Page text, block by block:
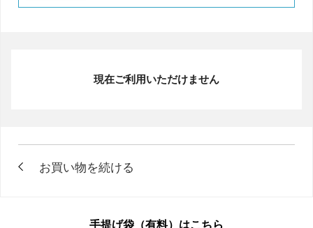
現在ご利用いただけません
手提げ袋（有料）はこちら